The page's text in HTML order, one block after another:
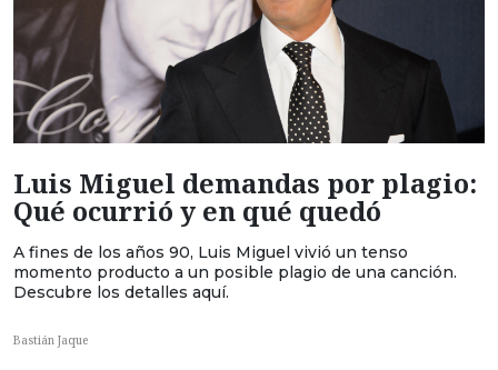
Luis Miguel demandas por plagio:
Qué ocurrió y en qué quedó
A fines de los años 90, Luis Miguel vivió un tenso
momento producto a un posible plagio de una canción.
Descubre los detalles aquí.
Bastián Jaque